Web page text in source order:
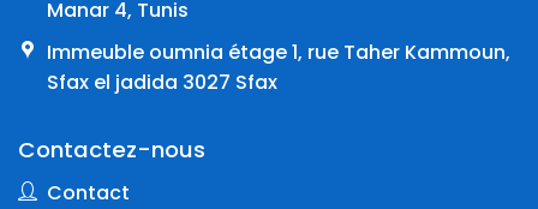
Manar 4, Tunis
Immeuble oumnia étage 1, rue Taher Kammoun,
Sfax el jadida 3027 Sfax
Contactez-nous
Contact